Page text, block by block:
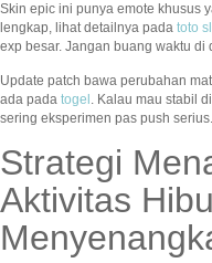
Skin epic ini punya emote khusus
lengkap, lihat detailnya pada toto
exp besar. Jangan buang waktu di
Update patch bawa perubahan
ada pada togel . Kalau mau stabil
sering eksperimen pas push serius.
Strategi
Aktivitas